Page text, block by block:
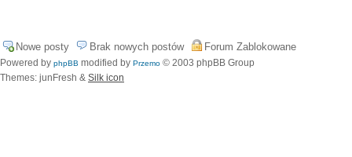
Nowe posty Brak nowych postów Forum Zablokowane
Powered by phpBB modified by Przemo © 2003 phpBB Group
Themes: junFresh & Silk icon